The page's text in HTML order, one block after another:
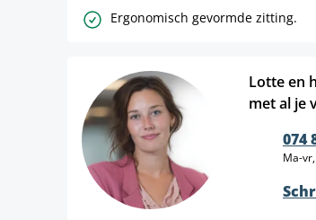
Ergonomisch gevormde zitting.
Lotte en
met al je
074
Ma-